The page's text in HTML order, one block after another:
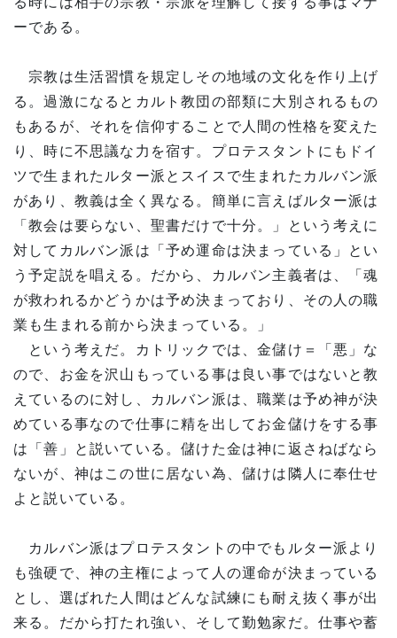
ーである。
宗教は生活習慣を規定しその地域の文化を作り上げ
る。過激になるとカルト教団の部類に大別されるもの
もあるが、それを信仰することで人間の性格を変えた
り、時に不思議な力を宿す。プロテスタントにもドイ
ツで生まれたルター派とスイスで生まれたカルバン派
があり、教義は全く異なる。簡単に言えばルター派は
「教会は要らない、聖書だけで十分。」という考えに
対してカルバン派は「予め運命は決まっている」とい
う予定説を唱える。だから、カルバン主義者は、「魂
が救われるかどうかは予め決まっており、その人の職
業も生まれる前から決まっている。」
という考えだ。カトリックでは、金儲け＝「悪」な
ので、お金を沢山もっている事は良い事ではないと教
えているのに対し、カルバン派は、職業は予め神が決
めている事なので仕事に精を出してお金儲けをする事
は「善」と説いている。儲けた金は神に返さねばなら
ないが、神はこの世に居ない為、儲けは隣人に奉仕せ
よと説いている。
カルバン派はプロテスタントの中でもルター派より
も強硬で、神の主権によって人の運命が決まっている
とし、選ばれた人間はどんな試練にも耐え抜く事が出
来る。だから打たれ強い、そして勤勉家だ。仕事や蓄